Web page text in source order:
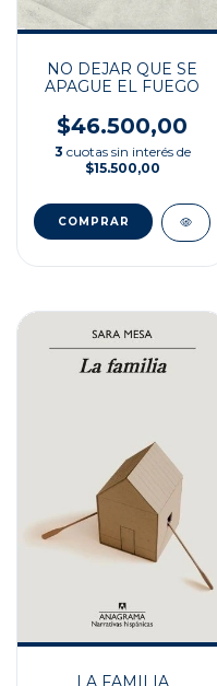
NO DEJAR QUE SE
APAGUE EL FUEGO
$46.500,00
3 cuotas sin interés de
$15.500,00
LA FAMILIA